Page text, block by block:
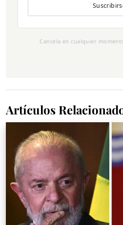
Cancela en cualquier
Artículos